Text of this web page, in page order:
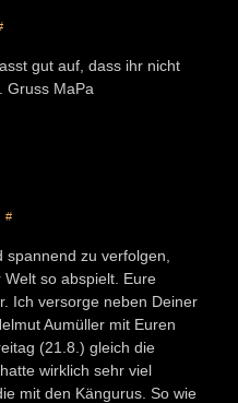
gut auf, dass ihr nicht
Gruss MaPa
#
zu verfolgen,
so abspielt. Eure
Ich versorge neben Deiner
Aumüller mit Euren
(21.8.) gleich die
wirklich sehr viel
mit den Kängurus. So wie